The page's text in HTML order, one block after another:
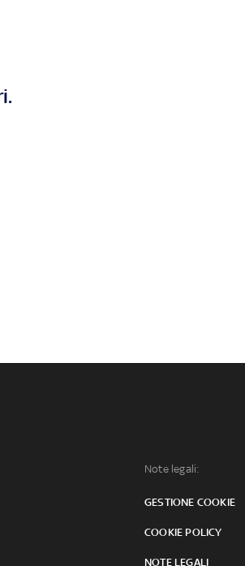
Note legali:
GESTIONE COOKIE
COOKIE POLICY
NOTE LEGALI